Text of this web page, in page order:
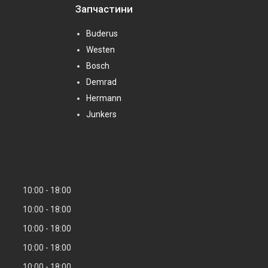
Запчастини
Buderus
Westen
Bosch
Demrad
Hermann
Junkers
10:00
18:00
10:00
18:00
10:00
18:00
10:00
18:00